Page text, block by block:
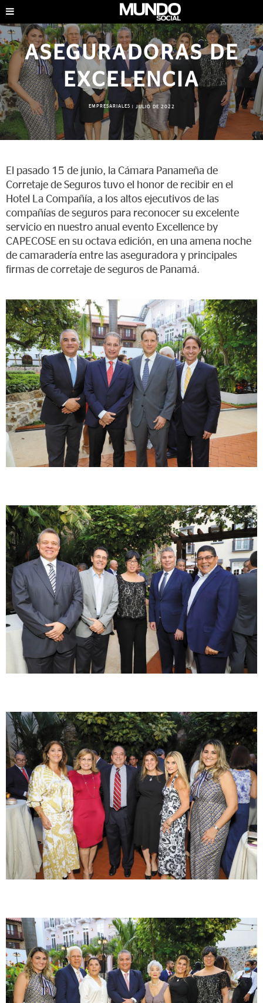
ASEGURADORAS DE
EXCELENCIA
EMPRESARIALES JULIO DE 2022
El pasado 15 de junio, la Cámara Panameña de
Corretaje de Seguros tuvo el honor de recibir en el
Hotel La Compañía, a los altos ejecutivos de las
compañías de seguros para reconocer su excelente
servicio en nuestro anual evento Excellence by
CAPECOSE en su octava edición, en una amena noche
de camaradería entre las aseguradora y principales
firmas de corretaje de seguros de Panamá.